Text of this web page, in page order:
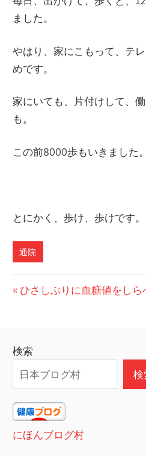
ました。
やはり、家にこもって、テ
めです。
家にいても、片付けして、
も。
この前8000歩もいきました。
とにかく、歩け、歩けです。
通院
投
ビ
ゲ
ー
シ
前
ひさしぶりに血糖値をしら
検索
検
にほんブログ村